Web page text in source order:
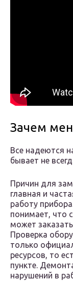
Зачем
Все надеются
бывает не
Причин для
главная и
работу
понимает, что
может
Проверка
только
ресурсов, то
пункте.
нарушений в